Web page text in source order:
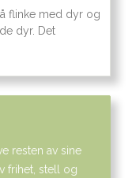
flinke med dyr og
dyr. Det
resten av sine
frihet, stell og